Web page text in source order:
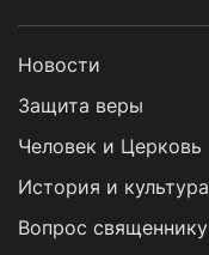
Новости
Защита веры
Человек и Церковь
История и культура
Вопрос священнику